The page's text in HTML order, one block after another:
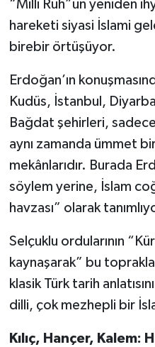
“Milli Ruh”un yeniden
hareketi siyasi İslami
birebir örtüşüyor.
Erdoğan’ın
Kudüs, İstanbul,
Bağdat şehirleri,
aynı zamanda ümmet
mekânlarıdır. Burada
söylem yerine, İslam
havzası” olarak
Selçuklu ordularının
kaynaşarak” bu
klasik Türk tarih
dilli, çok mezhepli bir
Kılıç, Hançer, Kalem: